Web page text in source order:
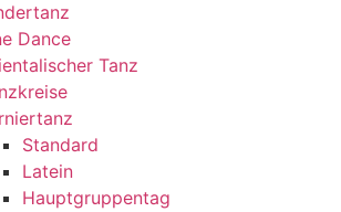
Dance
Tanz
Standard
Latein
Hauptgruppentag